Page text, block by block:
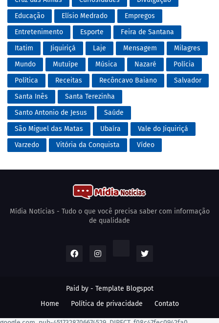
Educação
Elísio Medrado
Empregos
Entretenimento
Esporte
Feira de Santana
Itatim
Jiquiriçá Laje Mensagem
Milagres
Mundo
Mutuípe Música Nazaré
Polícia
Política
Receitas Recôncavo Baiano
Salvador
Santa Inês
Santa Terezinha
Santo Antonio de Jesus
Saúde
São Miguel das Matas
Ubaíra
Vale do Jiquiriçá
Varzedo
Vitória da Conquista Vídeo
Mídia Notícias - Tudo o que você precisa saber com informação
de qualidade
Paid by - Template Blogspot
Home
Política de privacidade Contato